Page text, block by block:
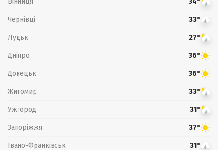
34°
Чернівці 33°
Луцьк 27°
Дніпро 36°
Донецьк 36°
Житомир 33°
Ужгород 31°
Запоріжжя 37°
Івано-Франківськ 31°